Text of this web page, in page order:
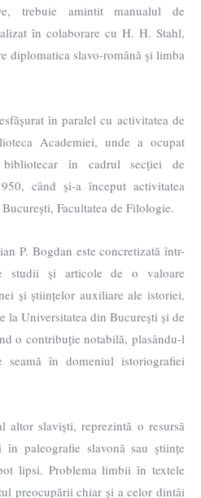
trebuie amintit manualul de
în colaborare cu H. H. Stahl,
diplomatica slavo-română și limba
în paralel cu activitatea de
Academiei, unde a ocupat
în cadrul secției de
când și-a început activitatea
Facultatea de Filologie.
P. Bogdan este concretizată într-
studii și articole de o valoare
și științelor auxiliare ale istoriei,
la Universitatea din București și de
o contribuție notabilă, plasându-l
seamă în domeniul istoriografiei
slaviști, reprezintă o resursă
în paleografie slavonă sau științe
lipsi. Problema limbii în textele
preocupării chiar și a celor dintâi